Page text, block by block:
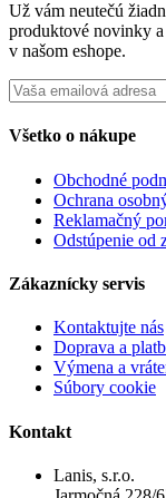
Už vám neutečú
produktové novinky
v našom eshope.
Všetko o nákupe
Obchodné
Ochrana
Reklamačný
Odstúpenie od
Zákaznícky servis
Kontaktujte nás
Doprava a
Výmena a
Súbory cookie
Kontakt
Lanis, s.r.o.